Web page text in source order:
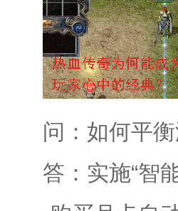
问：如何平
答：实施“智